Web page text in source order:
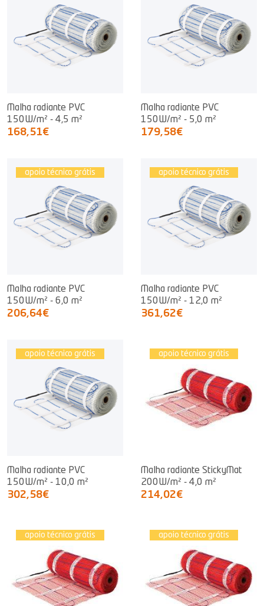
Malha radiante PVC
150W/m² - 4,5 m²
168,51€
Malha radiante PVC
150W/m² - 5,0 m²
179,58€
apoio técnico grátis
Malha radiante PVC
150W/m² - 6,0 m²
206,64€
apoio técnico grátis
Malha radiante PVC
150W/m² - 12,0 m²
361,62€
apoio técnico grátis
Malha radiante PVC
150W/m² - 10,0 m²
302,58€
apoio técnico grátis
Malha radiante StickyMat
200W/m² - 4,0 m²
214,02€
apoio técnico grátis apoio técnico grátis